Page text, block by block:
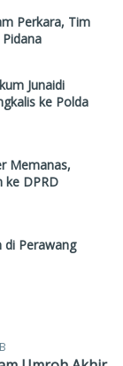
Perkara, Tim
Junaidi
ke Polda
Memanas,
ke DPRD
di Perawang